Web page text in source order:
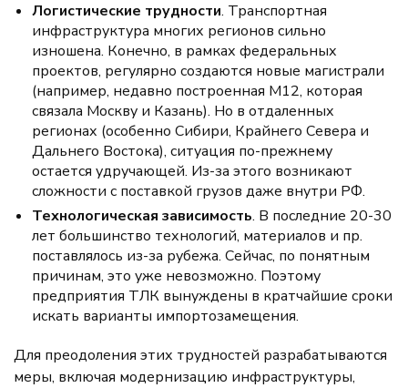
Логистические трудности. Транспортная
инфраструктура многих регионов сильно
изношена. Конечно, в рамках федеральных
проектов, регулярно создаются новые магистрали
(например, недавно построенная М12, которая
связала Москву и Казань). Но в отдаленных
регионах (особенно Сибири, Крайнего Севера и
Дальнего Востока), ситуация по-прежнему
остается удручающей. Из-за этого возникают
сложности с поставкой грузов даже внутри РФ.
Технологическая зависимость. В последние 20-30
лет большинство технологий, материалов и пр.
поставлялось из-за рубежа. Сейчас, по понятным
причинам, это уже невозможно. Поэтому
предприятия ТЛК вынуждены в кратчайшие сроки
искать варианты импортозамещения.
Для преодоления этих трудностей разрабатываются
меры, включая модернизацию инфраструктуры,